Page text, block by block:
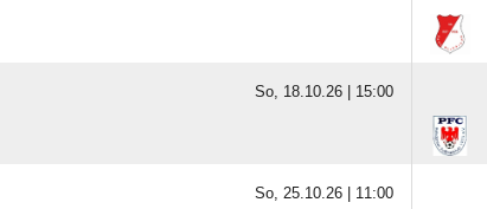
So, 18.10.26 | 15:00
So, 25.10.26 | 11:00